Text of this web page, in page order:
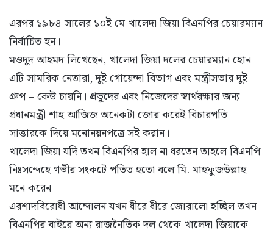
এরপর ১৯৮৪ সালের ১০ই মে খালেদা জিয়া বিএনপির চেয়ারম্যান
নির্বাচিত হন।
মওদুদ আহমদ লিখেছেন, খালেদা জিয়া দলের চেয়ারম্যান হোন
এটি সামরিক নেতারা, দুই গোয়েন্দা বিভাগ এবং মন্ত্রীসভার দুই
গ্রুপ – কেউ চায়নি। প্রভুদের এবং নিজেদের স্বার্থরক্ষার জন্য
প্রধানমন্ত্রী শাহ আজিজ অনেকটা জোর করেই বিচারপতি
সাত্তারকে দিয়ে মনোনয়নপত্রে সই করান।
খালেদা জিয়া যদি তখন বিএনপির হাল না ধরতেন তাহলে বিএনপি
নিঃসন্দেহে গভীর সংকটে পতিত হতো বলে মি. মাহফুজউল্লাহ
মনে করেন।
এরশাদবিরোধী আন্দোলন যখন ধীরে ধীরে জোরালো হচ্ছিল তখন
বিএনপির বাইরে অন্য রাজনৈতিক দল থেকে খালেদা জিয়াকে